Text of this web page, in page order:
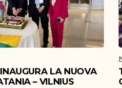
LA NUOVA
– VILNIUS